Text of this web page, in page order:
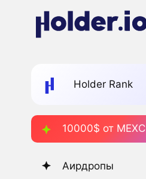
Holder Rank
10000$ от MEXC
Аирдропы